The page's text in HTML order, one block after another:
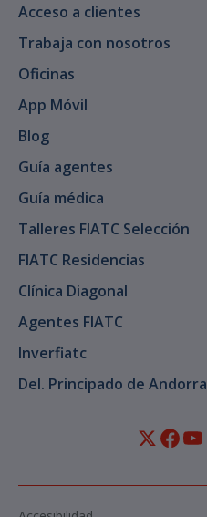
Acceso a clientes
Trabaja con nosotros
Oficinas
App Móvil
Blog
Guía agentes
Guía médica
Talleres FIATC Selección
FIATC Residencias
Clínica Diagonal
Agentes FIATC
Inverfiatc
Del. Principado de Andorra